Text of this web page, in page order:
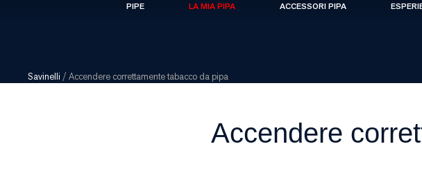
PIPE LA MIA PIPA ACCESSORI PIPA
Savinelli / Accendere correttamente tabacco da pipa
Accendere